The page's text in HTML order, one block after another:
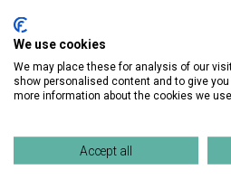
11 300 Ft
Készlet: 1-10 darab
We use cookies
We may place these for analysis of our
show personalised content and to give
more information about the cookies we
Accept all